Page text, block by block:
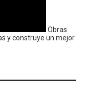
Obras
y construye un mejor